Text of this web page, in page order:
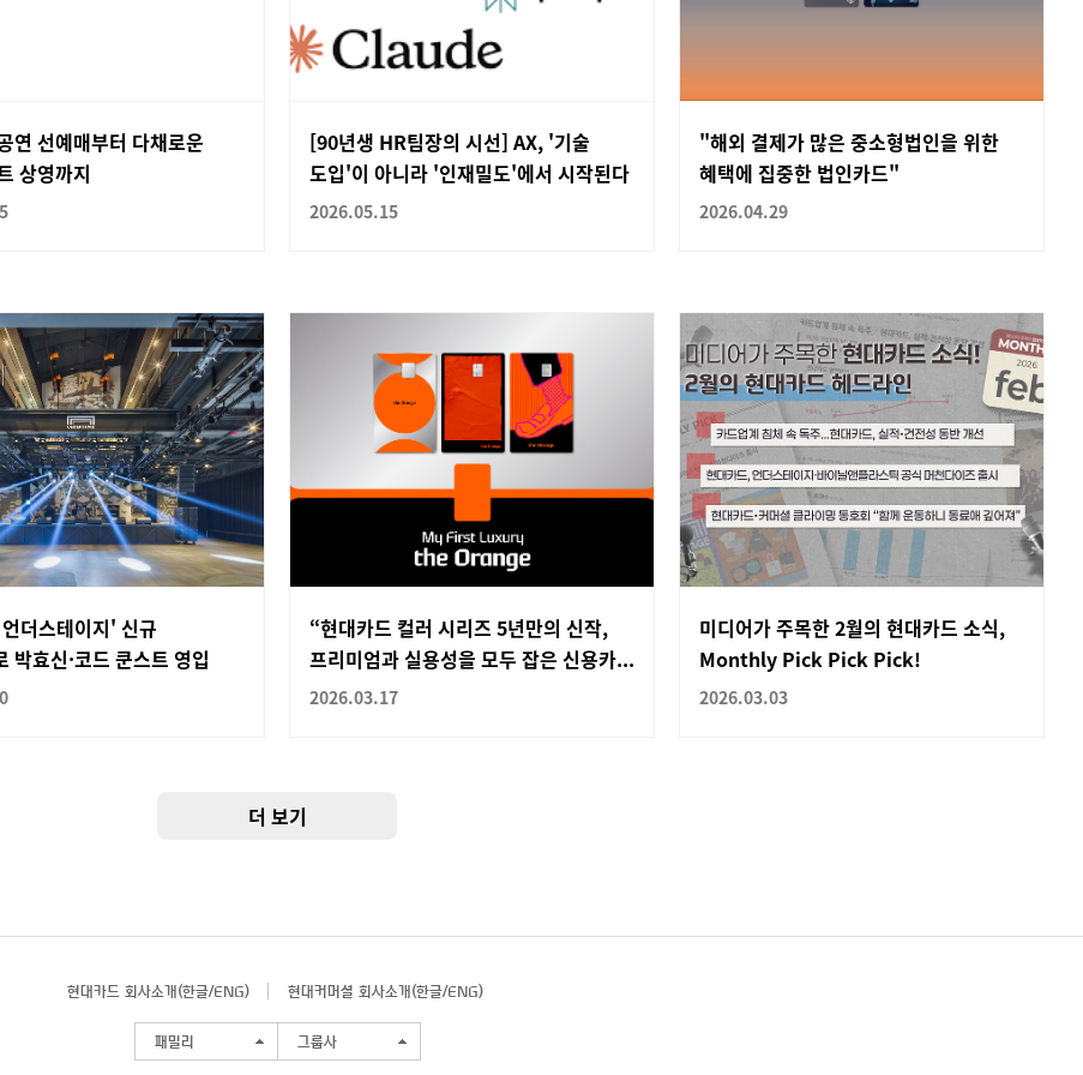
연 선예매부터 다채로운
상영까지
[90년생 HR팀장의 시선] AX, '기술
도입'이 아니라 '인재밀도'에서 시작된다
2026.05.15
"해외 결제가 많은 중소형법인을 위한
혜택에 집중한 법인카드"
2026.04.29
더스테이지' 신규
박효신·코드 쿤스트 영입
“현대카드 컬러 시리즈 5년만의 신작,
프리미엄과 실용성을 모두 잡은 신용카...
2026.03.17
미디어가 주목한 2월의 현대카드 소식,
Monthly Pick Pick Pick!
2026.03.03
더 보기
현대카드 회사소개(한글/ENG) 현대커머셜 회사소개(한글/ENG)
패밀리 그룹사